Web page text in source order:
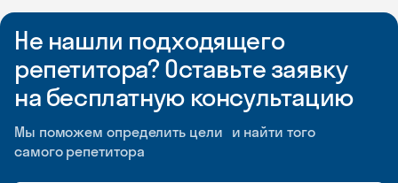
Не нашли подходящего
репетитора? Оставьте заявку
на бесплатную консультацию
Мы поможем определить цели и найти того
самого репетитора